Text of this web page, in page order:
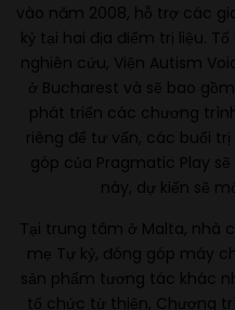
vào năm 2008, hỗ trợ các
kỷ tại hai địa điểm trị liệu.
nghiên cứu, Viện Autism
ở Bucharest và sẽ bao
phát triển các chương
riêng để tư vấn, các buổi
góp của Pragmatic Play
này, dự kiến ​​sẽ
Tại trung tâm ở Malta, nhà
mẹ Tự kỷ, đóng góp máy
sản phẩm tương tác khác
tổ chức từ thiện, Chương